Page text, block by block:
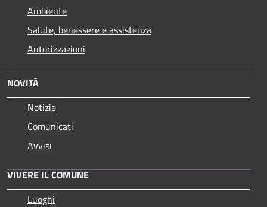
Ambiente
Salute, benessere e assistenza
Autorizzazioni
NOVITÀ
Notizie
Comunicati
Avvisi
VIVERE IL COMUNE
Luoghi